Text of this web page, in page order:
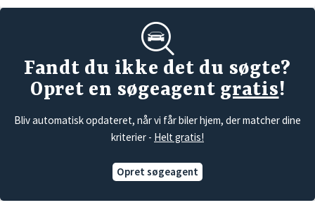
Fandt du ikke det du søgte?
Opret en søgeagent gratis!
Bliv automatisk opdateret, når vi får biler hjem, der matcher dine
kriterier - Helt gratis!
Opret søgeagent